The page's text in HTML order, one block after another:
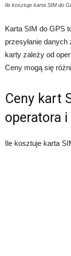
Ile kosztuje karta SIM do
Karta SIM do GPS
przesyłanie
karty zależy od
Ceny mogą się
Ceny kart
operatora
Ile kosztuje karta